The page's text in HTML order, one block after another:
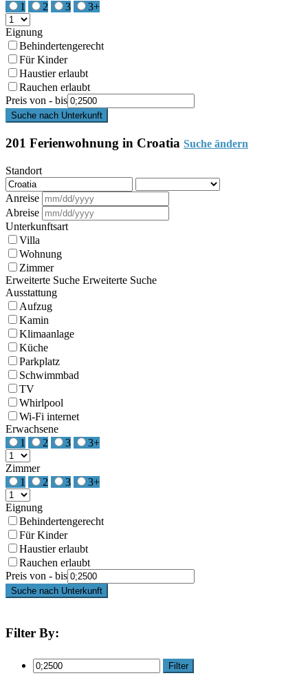
1
2 3 3+
Eignung
Behindertengerecht
Für Kinder
Haustier erlaubt
Rauchen erlaubt
Preis von - bis
Suche nach Unterkunft
201 Ferienwohnung in Croatia Suche ändern
Standort
Anreise
Abreise
Unterkunftsart
Villa
Wohnung
Zimmer
Erweiterte Suche Erweiterte Suche
Ausstattung
Aufzug
Kamin
Klimaanlage
Küche
Parkplatz
Schwimmbad
TV
Whirlpool
Wi-Fi internet
Erwachsene
1
2 3 3+
Zimmer
1
2 3 3+
Eignung
Behindertengerecht
Für Kinder
Haustier erlaubt
Rauchen erlaubt
Preis von - bis
Suche nach Unterkunft
Filter By:
Filter